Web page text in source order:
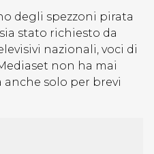
degli spezzoni pirata
stato richiesto da
nazionali, voci di
non ha mai
solo per brevi